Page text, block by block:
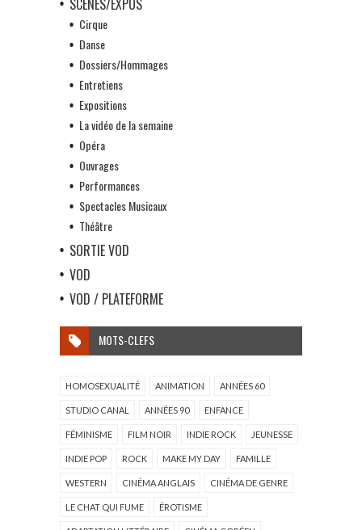
SCÈNES/EXPOS
Cirque
Danse
Dossiers/Hommages
Entretiens
Expositions
La vidéo de la semaine
Opéra
Ouvrages
Performances
Spectacles Musicaux
Théâtre
SORTIE VOD
VOD
VOD / PLATEFORME
MOTS-CLEFS
HOMOSEXUALITÉ ANIMATION ANNÉES 60
STUDIO CANAL ANNÉES 90 ENFANCE
FÉMINISME FILM NOIR INDIE ROCK JEUNESSE
INDIE POP ROCK MAKE MY DAY FAMILLE
WESTERN CINÉMA ANGLAIS CINÉMA DE GENRE
LE CHAT QUI FUME ÉROTISME